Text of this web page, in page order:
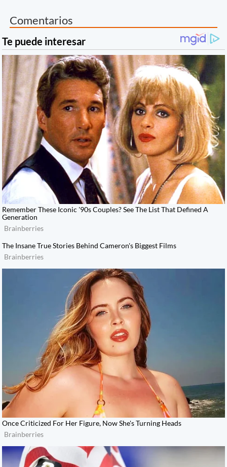
Comentarios